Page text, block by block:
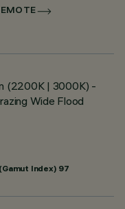
(2200K | 3000K) -
Wide Flood
Index) 97